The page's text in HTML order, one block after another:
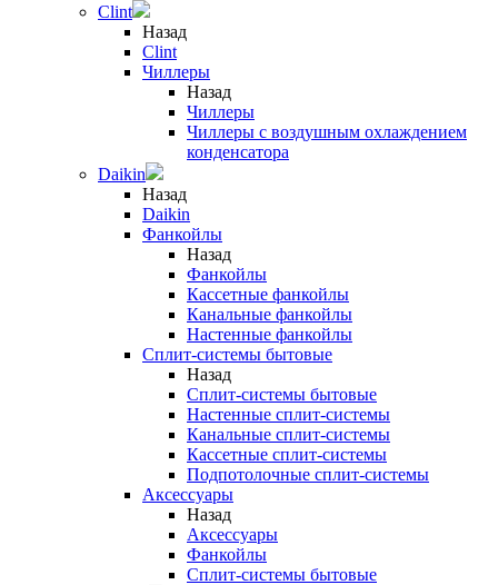
Clint
Назад
Clint
Чиллеры
Назад
Чиллеры
Чиллеры с воздушным охлаждением
конденсатора
Daikin
Назад
Daikin
Фанкойлы
Назад
Фанкойлы
Кассетные фанкойлы
Канальные фанкойлы
Настенные фанкойлы
Сплит-системы бытовые
Назад
Сплит-системы бытовые
Настенные сплит-системы
Канальные сплит-системы
Кассетные сплит-системы
Подпотолочные сплит-системы
Аксессуары
Назад
Аксессуары
Фанкойлы
Сплит-системы бытовые